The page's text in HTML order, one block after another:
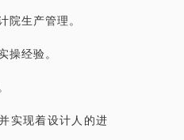
只能解决有限
院生产管理。
操经验。
实现着设计人的进